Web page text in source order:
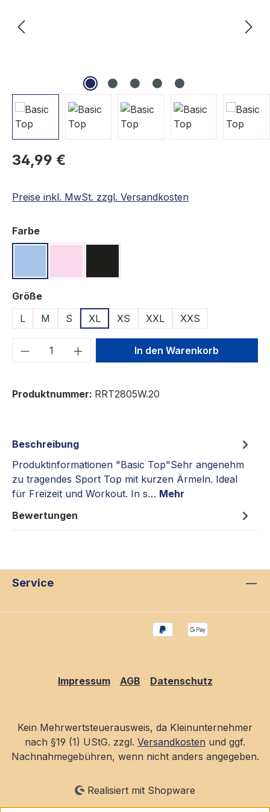
Regulärer Preis:
34,99 €
Preise inkl. MwSt. zzgl. Versandkosten
Farbeauswählen
Größeauswählen
L
M S XL XS XXL XXS
Produkt Anzahl: Gib denIn den Warenkorb
Produktnummer: RRT2805W.20
Beschreibung
Produktinformationen "Basic Top"Sehr angenehm
zu tragendes Sport Top mit kurzen Ärmeln. Ideal
für Freizeit und Workout. In s… Mehr
Bewertungen
Service
Impressum AGB Datenschutz
Kein Mehrwertsteuerausweis, da Kleinunternehmer
nach §19 (1) UStG. zzgl. Versandkosten und ggf.
Nachnahmegebühren, wenn nicht anders angegeben.
Realisiert mit Shopware